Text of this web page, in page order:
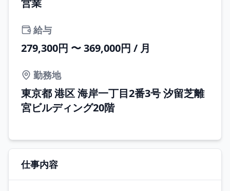
営業
給与
279,300円 〜 369,000円 / 月
勤務地
東京都 港区 海岸一丁目2番3号 汐留芝離
宮ビルディング20階
仕事内容